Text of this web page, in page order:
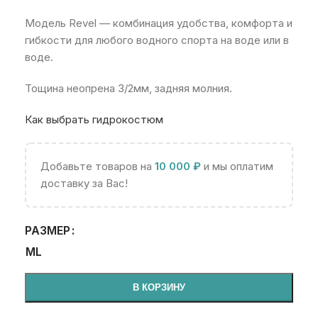
Модель Revel — комбинация удобства, комфорта и
гибкости для любого водного спорта на воде или в
воде.
Тощина неопрена 3/2мм, задняя молния.
Как выбрать гидрокостюм
Добавьте товаров на 10 000 ₽ и мы оплатим
доставку за Вас!
РАЗМЕР
ML
В КОРЗИНУ